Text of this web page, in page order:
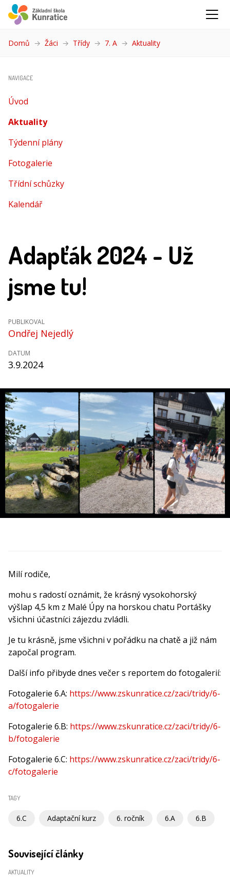
Domů Žáci Třídy 7. A Aktuality
NAVIGACE
Úvod
Aktuality(aktuální)
Týdenní plány
Fotogalerie
Třídní schůzky
Kalendář
Adapťák 2024 - Už
jsme tu!
PUBLIKOVAL
Ondřej Nejedlý
DATUM
3.9.2024
Milí rodiče,
mohu s radostí oznámit, že krásný vysokohorský
výšlap 4,5 km z Malé Úpy na horskou chatu Portášky
všichni účastníci zájezdu zvládli.
Je tu krásně, jsme všichni v pořádku na chatě a již nám
započal program.
Další info přibyde dnes večer s reportem do fotogalerií:
Fotogalerie 6.A: https://www.zskunratice.cz/zaci/tridy/6-
a/fotogalerie
Fotogalerie 6.B: https://www.zskunratice.cz/zaci/tridy/6-
b/fotogalerie
Fotogalerie 6.C: https://www.zskunratice.cz/zaci/tridy/6-
c/fotogalerie
TAGY
6.C Adaptační kurz 6. ročník 6.A 6.B
Související články
AKTUALITY